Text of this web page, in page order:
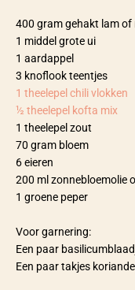
400 gram gehakt lam of
1 middel grote ui
1 aardappel
3 knoflook teentjes
1 theelepel chili vlokken
½ theelepel kofta mix
1 theelepel zout
70 gram bloem
6 eieren
200 ml zonnebloemolie
1 groene peper
Voor garnering:
Een paar
Een paar takjes